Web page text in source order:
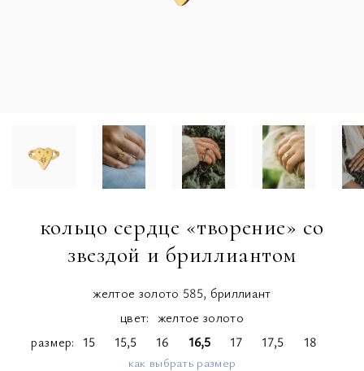
кольцо сердце «творение» со
звездой и бриллиантом
желтое золото 585, бриллиант
цвет: желтое золото
размер
15 15,5 16 16,5 17 17,5 18
как выбрать размер